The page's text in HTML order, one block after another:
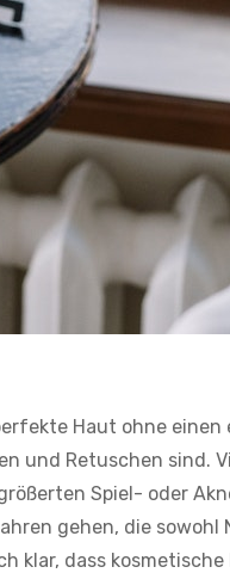
Haut ohne
und Retuschen sind.
Spiel- oder
gehen, die
klar, dass